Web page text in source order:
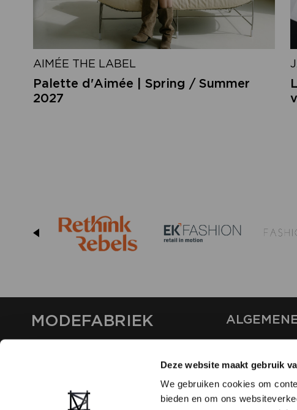
Deze website maakt gebruik
We gebruiken cookies om
bieden en om ons
AIMÉE THE LABEL
Palette d'Aimée | Spring / Summer
2027
MODEFABRIEK
CONTACT
PARTNERS